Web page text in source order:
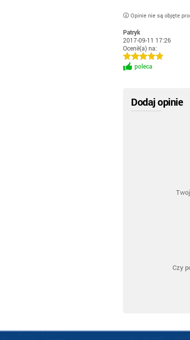
Opinie nie są objęte
Patryk
2017-09-11 17:26
Ocenił(a) na:
poleca
Dodaj opinie
Czy